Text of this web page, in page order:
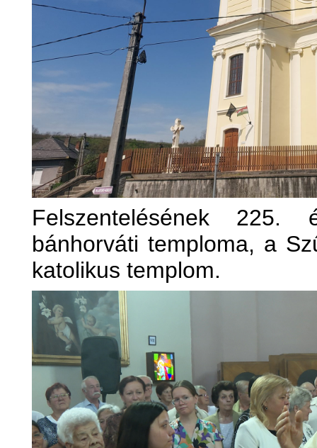
Felszentelésének 225.
bánhorváti temploma, a
katolikus templom.